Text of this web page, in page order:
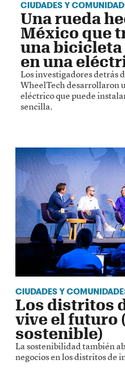
CIUDADES Y
Una rueda
México que
una
en una
Los investigadores detrás
WheelTech desarrollaron
eléctrico que puede
sencilla.
CIUDADES Y
Los distritos
vive el futuro
sostenible)
La sostenibilidad también
negocios en los distritos de